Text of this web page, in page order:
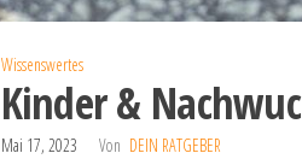
Wissenswertes
Kinder &
Mai 17, 2023 Von DEIN RATGEBER